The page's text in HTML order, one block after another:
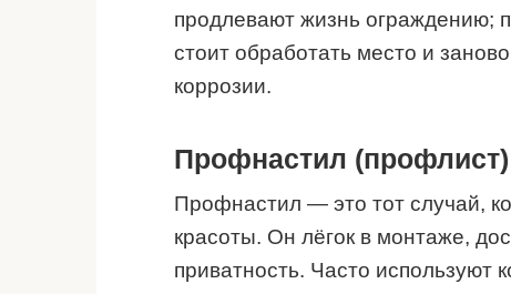
продлевают жизнь ограждению;
стоит обработать место и
коррозии.
Профнастил
Профнастил — это тот случай,
красоты. Он лёгок в монтаже,
приватность. Часто используют